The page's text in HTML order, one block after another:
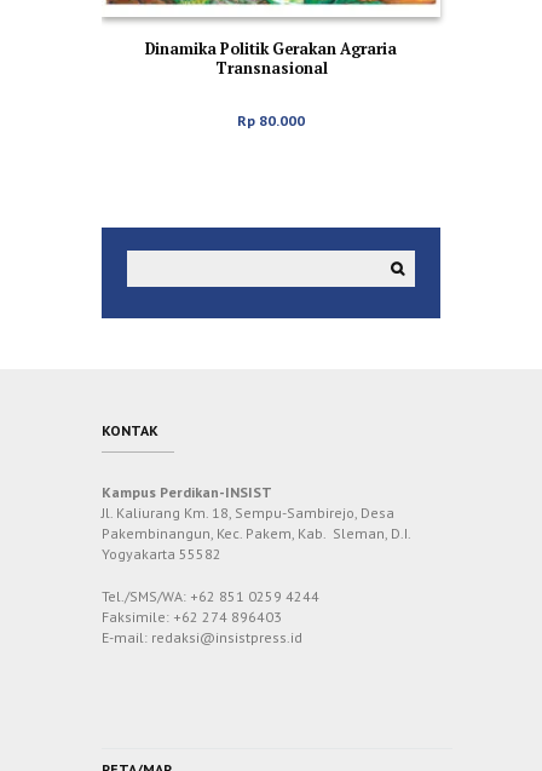
Dinamika Politik Gerakan Agraria
Transnasional
Rp 80.000
KONTAK
Kampus Perdikan-INSIST
Jl. Kaliurang Km. 18, Sempu-Sambirejo, Desa
Pakembinangun, Kec. Pakem, Kab. Sleman, D.I.
Yogyakarta 55582
Tel./SMS/WA: +62 851 0259 4244
Faksimile: +62 274 896403
E-mail: redaksi@insistpress.id